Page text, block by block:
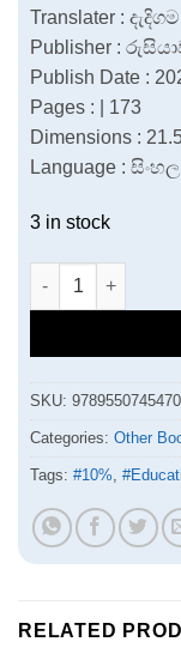
Translater :
Publisher :
Publish Date :
Pages : | 173
Dimensions :
Language : සිංහල
3 in stock
ඉංජිනේරුවෙකු වීමට
SKU: 9789550745470
Categories: Other
Tags: #10%
RELATED